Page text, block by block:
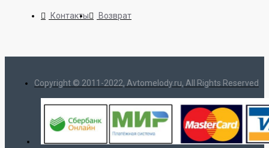
Контакты Возврат
Copyright © 2011-2022, Avtomelody.ru, All Rights Reserved